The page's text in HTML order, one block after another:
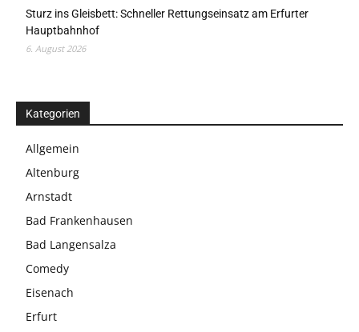
Sturz ins Gleisbett: Schneller Rettungseinsatz am Erfurter
Hauptbahnhof
6. August 2026
Kategorien
Allgemein
Altenburg
Arnstadt
Bad Frankenhausen
Bad Langensalza
Comedy
Eisenach
Erfurt